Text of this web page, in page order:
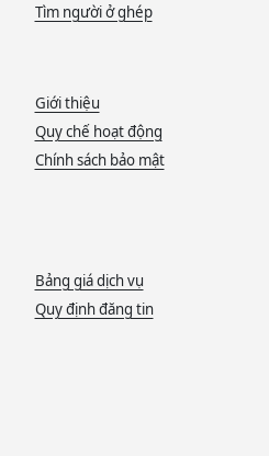
Tìm người ở ghép
Giới thiệu
Quy chế hoạt động
Chính sách bảo mật
Bảng giá dịch vụ
Quy định đăng tin